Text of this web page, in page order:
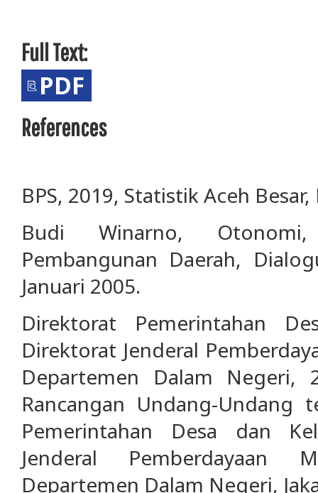
Full Text:
PDF
References
BPS, 2019, Statistik Aceh Besar,
Budi Winarno,
Pembangunan Daerah,
Januari 2005.
Direktorat Pemerintahan
Direktorat Jenderal
Departemen Dalam Negeri,
Rancangan Undang-Undang
Pemerintahan Desa dan
Jenderal Pemberdayaan
Departemen Dalam Negeri,